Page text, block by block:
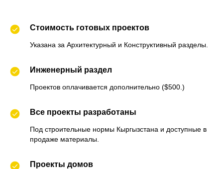
Стоимость готовых проектов
Указана за Архитектурный и Конструктивный разделы.
Инженерный раздел
Проектов оплачивается дополнительно ($500.)
Все проекты разработаны
Под строительные нормы Кыргызстана и доступные в
продаже материалы.
Проекты домов